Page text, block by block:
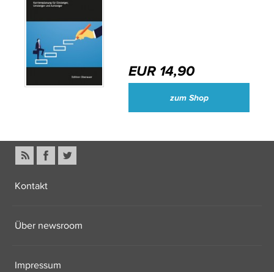
EUR 14,90
zum Shop
Kontakt
Über newsroom
Impressum